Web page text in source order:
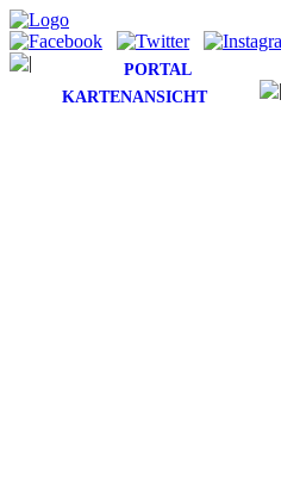
PORTAL
KARTENANSICHT